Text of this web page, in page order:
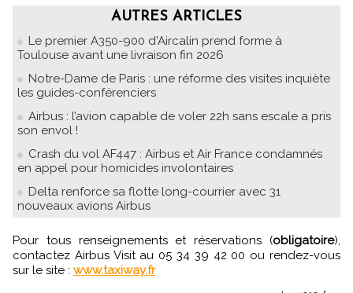
AUTRES ARTICLES
Le premier A350-900 d'Aircalin prend forme à
Toulouse avant une livraison fin 2026
Notre-Dame de Paris : une réforme des visites inquiète
les guides-conférenciers
Airbus : l’avion capable de voler 22h sans escale a pris
son envol !
Crash du vol AF447 : Airbus et Air France condamnés
en appel pour homicides involontaires
Delta renforce sa flotte long-courrier avec 31
nouveaux avions Airbus
Pour tous renseignements et réservations (obligatoire),
contactez Airbus Visit au 05 34 39 42 00 ou rendez-vous
sur le site : www.taxiway.fr